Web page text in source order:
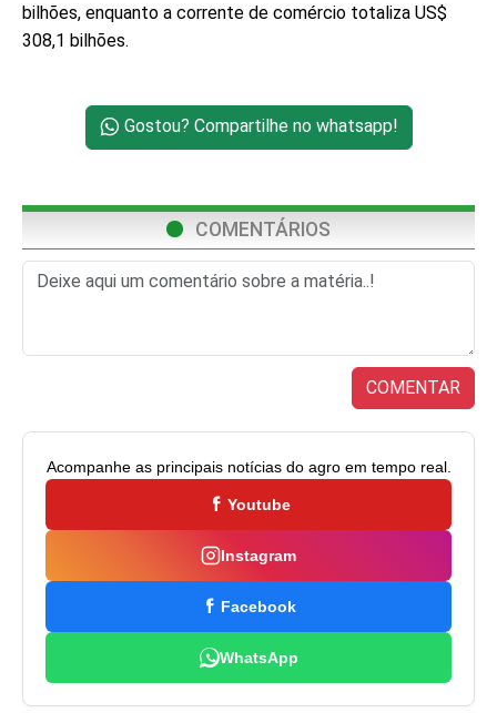
bilhões, enquanto a corrente de comércio totaliza US$
308,1 bilhões.
Gostou? Compartilhe no whatsapp!
COMENTÁRIOS
COMENTAR
Acompanhe as principais notícias do agro em tempo real.
Youtube
Instagram
Facebook
WhatsApp